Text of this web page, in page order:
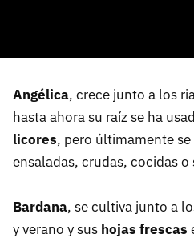
Angélica, crece junto a los
hasta ahora su raíz se ha
licores, pero últimamente
ensaladas, crudas, cocidas o
Bardana, se cultiva junto a
y verano y sus hojas frescas